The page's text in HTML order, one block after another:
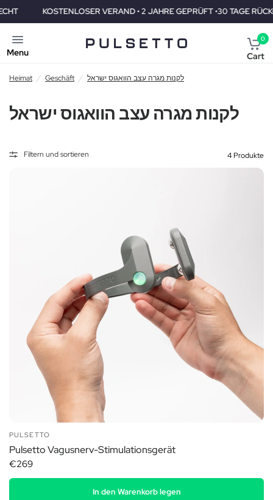
KOSTENLOSER VERAND • 2 JAHRE GEPRÜFT •30 TAGE
Menu
0
Cart
Heimat / Geschäft / לקנות מגרה עצב הוואגוס ישראל
לקנות מגרה עצב הוואגוס ישראל
Filtern und sortieren 4 Produkte
PULSETTO
Pulsetto Vagusnerv-Stimulationsgerät
€269
In den Warenkorb legen